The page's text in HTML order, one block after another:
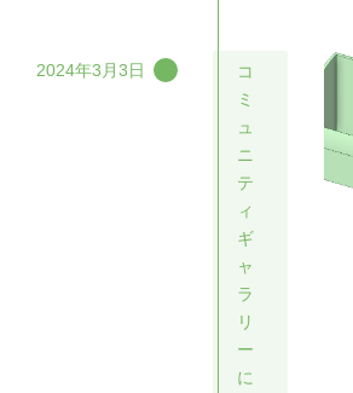
2024年3月3日
コ
ミ
ュ
ニ
テ
ィ
ギ
ャ
ラ
リ
ー
に